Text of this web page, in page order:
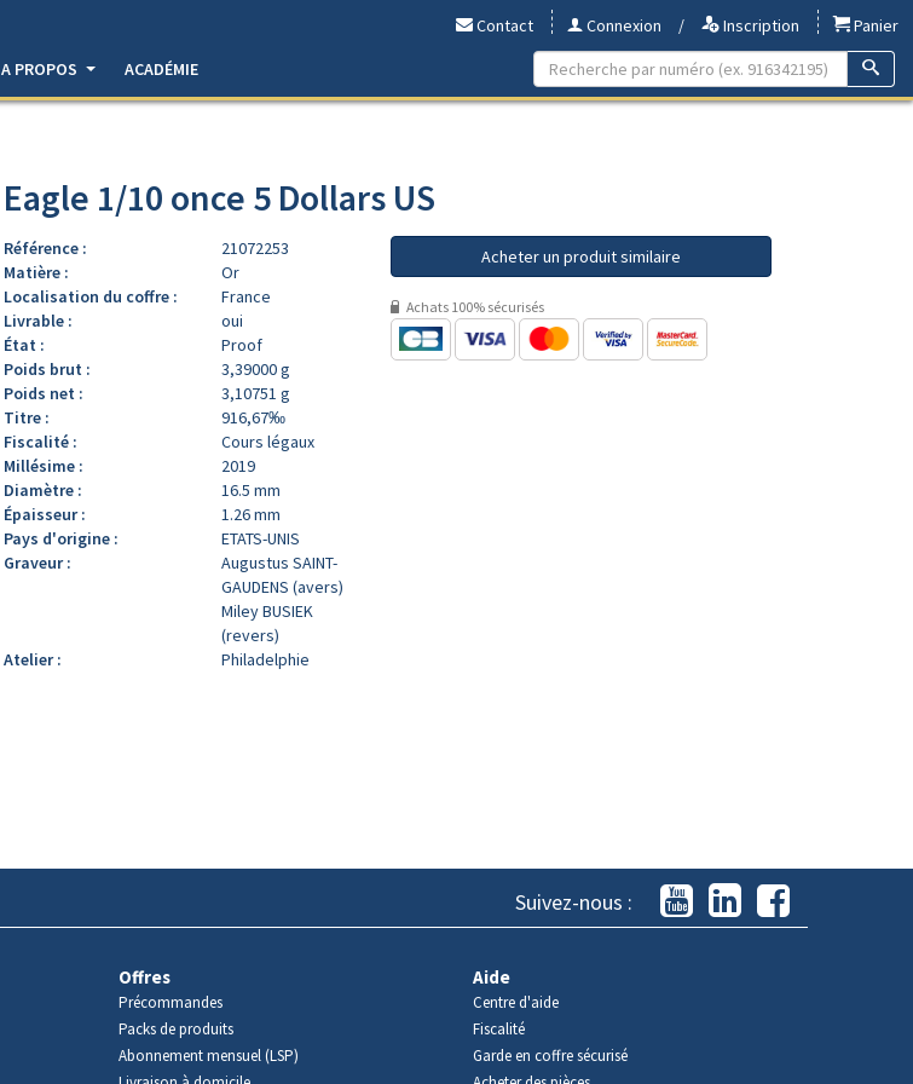
Contact Connexion / Inscription
Panier
A PROPOS ACADÉMIE
Eagle 1/10 once 5 Dollars US
Référence :
21072253
Matière :
Or
Localisation du coffre :
France
Livrable :
oui
État :
Proof
Poids brut :
3,39000 g
Poids net :
3,10751 g
Titre :
916,67‰
Fiscalité :
Cours légaux
Millésime :
2019
Diamètre :
16.5 mm
Épaisseur :
1.26 mm
Pays d'origine :
ETATS-UNIS
Graveur :
Augustus SAINT-
GAUDENS (avers)
Miley BUSIEK
(revers)
Atelier :
Philadelphie
Acheter un produit similaire
Achats 100% sécurisés
Suivez-nous :
Offres
Précommandes
Packs de produits
Abonnement mensuel (LSP)
Aide
Centre d'aide
Fiscalité
Garde en coffre sécurisé